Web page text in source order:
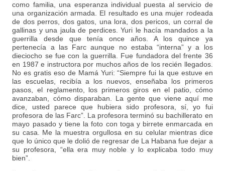
como familia, una esperanza individual puesta al servicio de
una organización armada. El resultado es una mujer rodeada
de dos perros, dos gatos, una lora, dos pericos, un corral de
gallinas y una jaula de perdices. Yuri le hacía mandados a la
guerrilla desde que tenía once años. A los quince ya
pertenecía a las Farc aunque no estaba “interna” y a los
dieciocho se fue con la guerrilla. Fue fundadora del frente 36
en 1987 e instructora por muchos años de los recién llegados.
No es gratis eso de Mamá Yuri: “Siempre fui la que estuve en
las escuelas, recibía a los nuevos, enseñaba los primeros
pasos, el reglamento, los primeros giros en el patio, cómo
avanzaban, cómo disparaban. La gente que viene aquí me
dice, usted parece que hubiera sido profesora, sí, yo fui
profesora de las Farc”. La profesora terminó su bachillerato en
mayo pasado y tiene la foto con toga y birrete enmarcada en
su casa. Me la muestra orgullosa en su celular mientras dice
que lo único que le dolió de regresar de La Habana fue dejar a
su profesora, “ella era muy noble y lo explicaba todo muy
bien”.